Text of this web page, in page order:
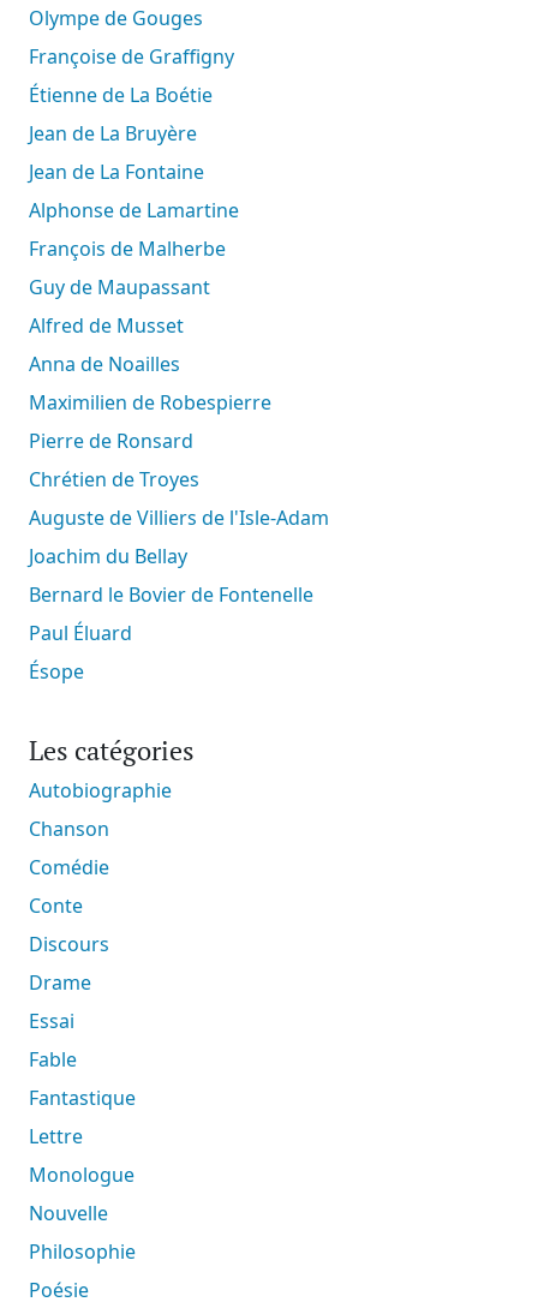
Olympe de Gouges
Françoise de Graffigny
Étienne de La Boétie
Jean de La Bruyère
Jean de La Fontaine
Alphonse de Lamartine
François de Malherbe
Guy de Maupassant
Alfred de Musset
Anna de Noailles
Maximilien de Robespierre
Pierre de Ronsard
Chrétien de Troyes
Auguste de Villiers de l'Isle-Adam
Joachim du Bellay
Bernard le Bovier de Fontenelle
Paul Éluard
Ésope
Les catégories
Autobiographie
Chanson
Comédie
Conte
Discours
Drame
Essai
Fable
Fantastique
Lettre
Monologue
Nouvelle
Philosophie
Poésie